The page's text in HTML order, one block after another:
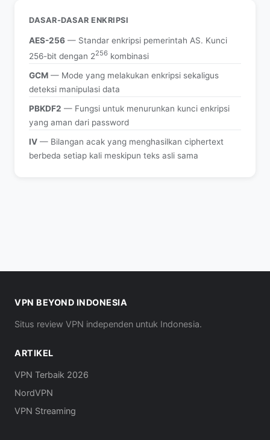
DASAR-DASAR ENKRIPSI
AES-256 — Standar enkripsi pemerintah AS. Kunci
256-bit dengan 2256 kombinasi
GCM — Mode yang melakukan enkripsi sekaligus
deteksi manipulasi data
PBKDF2 — Fungsi untuk menurunkan kunci enkripsi
yang aman dari password
IV — Bilangan acak yang menghasilkan ciphertext
berbeda setiap kali meskipun teks asli sama
VPN BEYOND INDONESIA
Situs review VPN independen untuk Indonesia.
ARTIKEL
VPN Terbaik 2026
NordVPN
VPN Streaming